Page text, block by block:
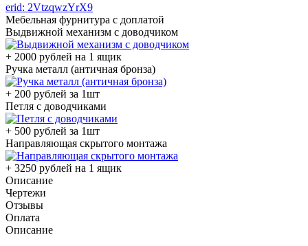
erid: 2VtzqwzYrX9
Мебельная фурнитура с доплатой
Выдвижной механизм с доводчиком
+ 2000 рублей на 1 ящик
Ручка металл (античная бронза)
+ 200 рублей за 1шт
Петля с доводчиками
+ 500 рублей за 1шт
Направляющая скрытого монтажа
+ 3250 рублей на 1 ящик
Описание
Чертежи
Отзывы
Оплата
Описание